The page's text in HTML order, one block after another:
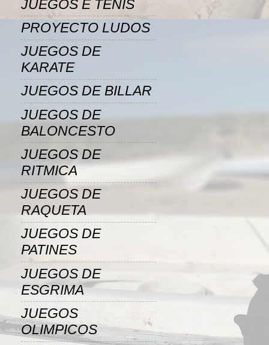
JUEGOS E TENIS
PROYECTO LUDOS
JUEGOS DE
KARATE
JUEGOS DE BILLAR
JUEGOS DE
BALONCESTO
JUEGOS DE
RITMICA
JUEGOS DE
RAQUETA
JUEGOS DE
PATINES
JUEGOS DE
ESGRIMA
JUEGOS
OLIMPICOS